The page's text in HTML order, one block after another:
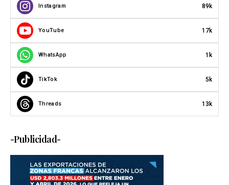
Instagram 89k
YouTube 17k
WhatsApp 1k
TikTok 5k
Threads 13k
-Publicidad-